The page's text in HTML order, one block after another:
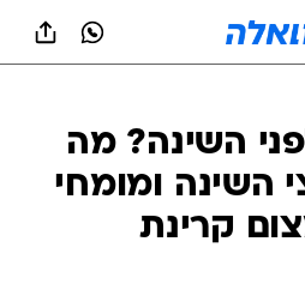
השינה? מה
השינה ומומחי
קרינת